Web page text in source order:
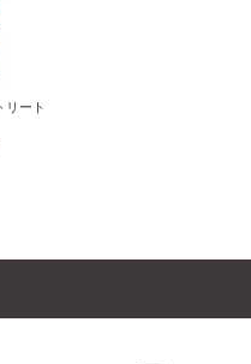
ート